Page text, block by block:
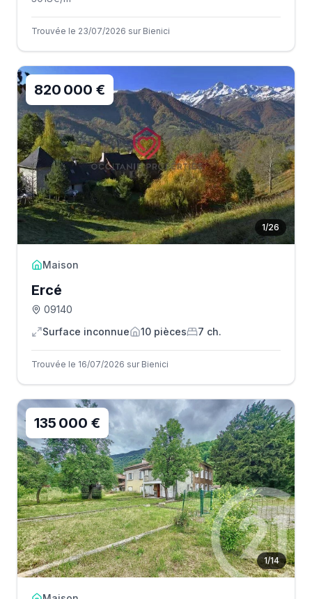
Trouvée le 23/07/2026 sur Bienici
1/26
820 000 €
Maison
Ercé
09140
Surface inconnue
10 pièces 7 ch.
Trouvée le 16/07/2026 sur Bienici
1/14
135 000 €